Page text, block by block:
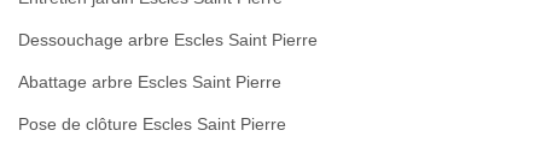
Dessouchage arbre Escles Saint Pierre
Abattage arbre Escles Saint Pierre
Pose de clôture Escles Saint Pierre